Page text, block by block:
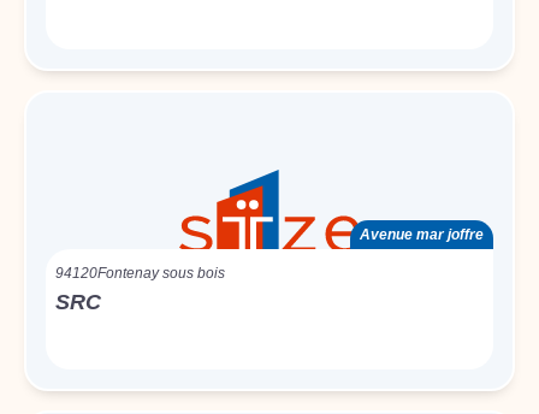
Avenue mar joffre
94120Fontenay sous bois
SRC